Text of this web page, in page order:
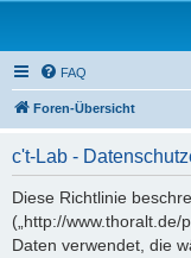
FAQ
Foren-Übersicht
c't-Lab -
Diese Richtlinie
(„http://www.thoralt.de/
Daten verwendet, die